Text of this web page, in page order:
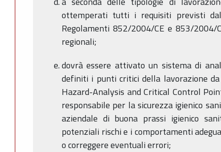
ottemperati tutti i requisiti previsti
Regolamenti 852/2004/CE e 853/2004/
regionali;
dovrà essere attivato un sistema di
definiti i punti critici della lavorazione
Hazard-Analysis and Critical Control
responsabile per la sicurezza igienico
aziendale di buona prassi igienico
potenziali rischi e i comportamenti
o correggere eventuali errori;